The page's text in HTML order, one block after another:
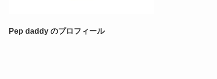
Pep daddy のプロフィール